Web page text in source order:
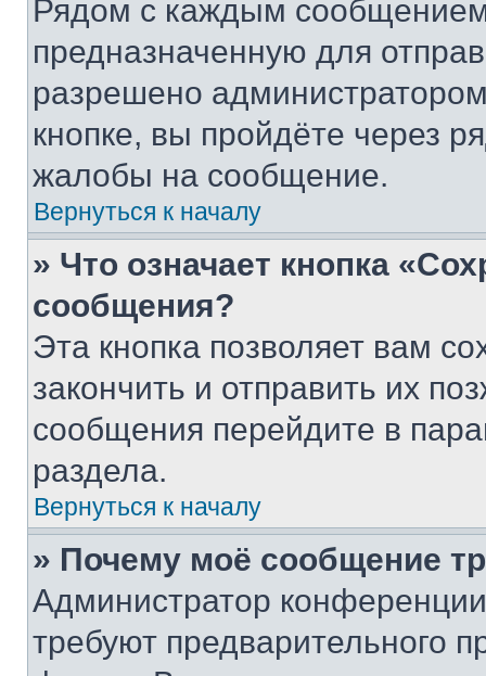
Рядом с каждым сообщением
предназначенную для
разрешено
кнопке, вы пройдёте через
жалобы на сообщение.
Вернуться к началу
» Что означает кнопка
сообщения?
Эта кнопка позволяет вам
закончить и отправить их
сообщения перейдите в
раздела.
Вернуться к началу
» Почему моё сообщение
Администратор
требуют предварительного